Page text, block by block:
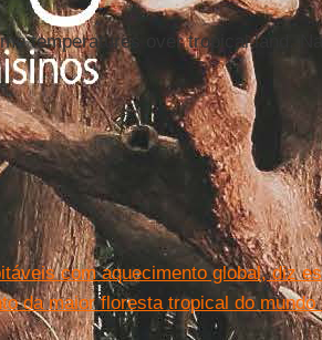
temperatures over tropical land.
com aquecimento global, diz
da maior floresta tropical do mundo